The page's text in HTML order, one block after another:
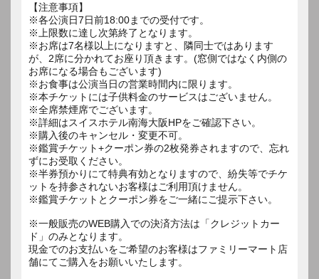
【注意事項】
※各公演日7日前18:00までの受付です。
※上限数に達し次第終了となります。
※お席は7名様以上になりますと、隣同士ではあります
が、2席に分かれてお座り頂きます。(窓側ではなく内側の
お席になる場合もございます)
※お食事は公演当日の営業時間内に限ります。
※本チケットには子供料金のサービスはございません。
※全席禁煙席でございます。
※詳細はスイスホテル南海大阪HPをご確認下さい。
※購入後のキャンセル・変更不可。
※鑑賞チケット+クーポン券の2枚発券されますので、忘れ
ずにお受取ください。
※半券預かりにて特典有効となりますので、紛失等でチケ
ットを持参されないお客様はご利用頂けません。
※鑑賞チケットとクーポン券をご一緒にご提示下さい。
※一般販売のWEB購入での決済方法は「クレジットカー
ド」のみとなります。
現金でのお支払いをご希望のお客様はファミリーマート店
舗にてご購入をお願いいたします。